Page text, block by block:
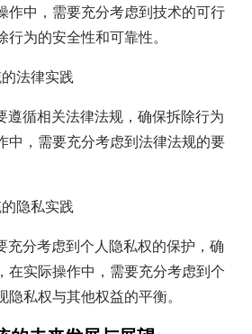
作中，需要充分考虑到技术的可行
为的安全性和可靠性。
法律实践
遵循相关法律法规，确保拆除行为
中，需要充分考虑到法律法规的要
隐私实践
充分考虑到个人隐私权的保护，确
在实际操作中，需要充分考虑到个
私权与其他权益的平衡。